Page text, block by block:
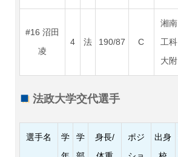
#16 沼田
凌
4 法 190/87 C
湘南
工科
大附
法政大学交代選手
選手名
学
学
身長/
ポジ
出身